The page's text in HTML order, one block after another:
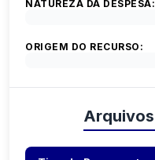
NATUREZA DA DESPESA:
ORIGEM DO RECURSO: